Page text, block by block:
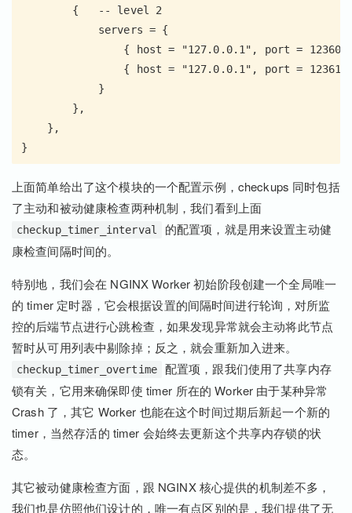
        {   -- level 2
            servers = {
{ host = "127.0.0.1", port = 12360
{ host = "127.0.0.1", port = 12361
            }
        },
    },
上面简单给出了这个模块的一个配置示例，checkups 同时包括
了主动和被动健康检查两种机制，我们看到上面
checkup_timer_interval
的配置项，就是用来设置主动健
康检查间隔时间的。
特别地，我们会在 NGINX Worker 初始阶段创建一个全局唯一
的 timer 定时器，它会根据设置的间隔时间进行轮询，对所监
控的后端节点进行心跳检查，如果发现异常就会主动将此节点
暂时从可用列表中剔除掉；反之，就会重新加入进来。
checkup_timer_overtime
配置项，跟我们使用了共享内存
锁有关，它用来确保即使 timer 所在的 Worker 由于某种异常
Crash 了，其它 Worker 也能在这个时间过期后新起一个新的
timer，当然存活的 timer 会始终去更新这个共享内存锁的状
态。
其它被动健康检查方面，跟 NGINX 核心提供的机制差不多，
我们也是仿照他们设计的，唯一有点区别的是，我们提供了无